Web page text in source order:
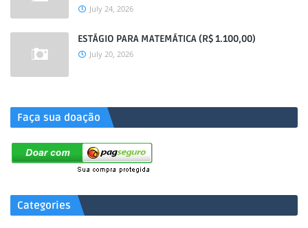
July 24, 2026
ESTÁGIO PARA MATEMÁTICA (R$ 1.100,00)
July 20, 2026
Faça sua doação
Categories